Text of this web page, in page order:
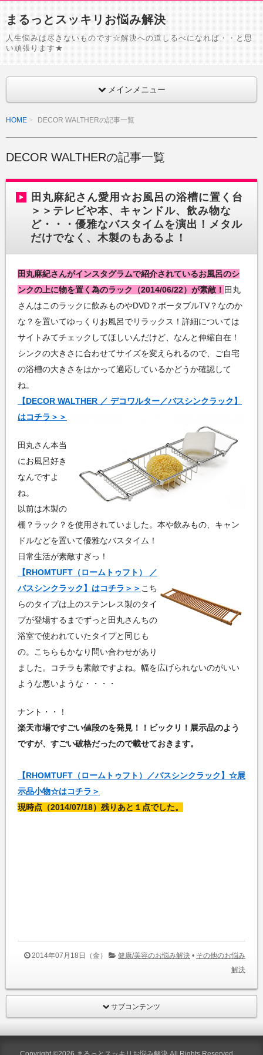
まるっとスッキリお悩み解決
人生悩みは尽きないものです☆解決への道しるべになれば・・と思
い頑張ります★
メインメニュー
HOME DECOR WALTHERの記事一覧
DECOR WALTHERの記事一覧
田丸麻紀さん愛用☆お風呂の浴槽に置く台
＞＞テレビや本、キャンドル、飲み物な
ど・・・優雅なバスタイムを演出！メタル
だけでなく、木製のもあるよ！
田丸麻紀さんがインスタグラムで紹介されているお風呂のシ
ンクの上に物を置く為のラック（2014/06/22）が素敵！ 田丸
さんはこのラックに飲みものやDVD？ポータブルTV？なのか
な？を置いてゆっくりお風呂でリラックス！詳細については
サイトみてチェックしてほしいんだけど、なんと伸縮自在！
シンクの大きさに合わせてサイズを変えられるので、ご自宅
の浴槽の大きさをはかって適応しているかどうか確認して
ね。
【DECOR WALTHER ／ デコワルター／バスシンクラック】
はコチラ＞＞
田丸さん本当
にお風呂好き
なんですよ
ね。
以前は木製の
棚？ラック？を使用されていました。本や飲みもの、キャン
ドルなどを置いて優雅なバスタイム！
日常生活が素敵すぎっ！
【RHOMTUFT（ロームトゥフト） ／
バスシンクラック】はコチラ＞＞ こち
らのタイプは上のステンレス製のタイ
プが登場するまでずっと田丸さんちの
浴室で使われていたタイプと同じも
の。こちらもかなり問い合わせがあり
ました。コチラも素敵ですよね。幅を広げられないのがいい
ような悪いような・・・・
ナント・・！
楽天市場ですごい値段のを発見！！ビックリ！展示品のよう
ですが、すごい破格だったので載せておきます。
【RHOMTUFT（ロームトゥフト）／バスシンクラック】☆展
示品小物☆はコチラ＞
現時点（2014/07/18）残りあと１点でした。
2014年07月18日（金） 健康/美容のお悩み解決 • その他のお悩み
解決
サブコンテンツ